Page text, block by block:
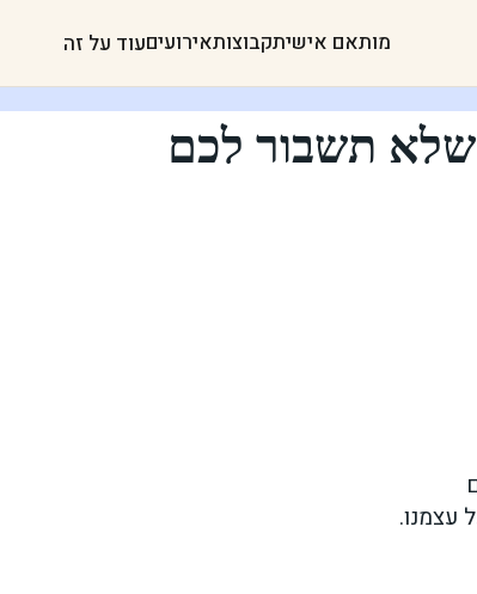
מותאם אישיתקבוצותאירועיםעוד על זה
שלא תשבור לכם
עצמנו.